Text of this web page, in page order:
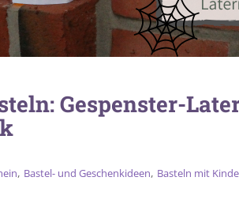
Gespenster-
, Bastel- und Geschenkideen, Basteln mit